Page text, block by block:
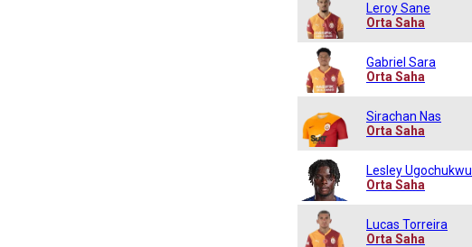
Leroy Sane
Orta Saha
Gabriel Sara
Orta Saha
Sirachan Nas
Orta Saha
Lesley Ugochukwu
Orta Saha
Lucas Torreira
Orta Saha